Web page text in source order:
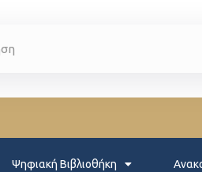
Ψηφιακή Βιβλιοθήκη